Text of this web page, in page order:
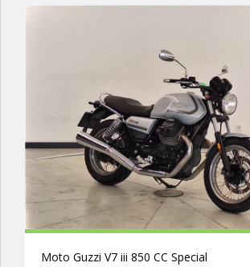
Moto Guzzi V7 iii 850 CC Special